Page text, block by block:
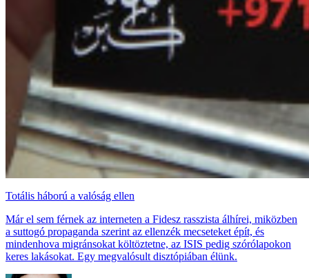
Totális háború a valóság ellen
Már el sem férnek az interneten a Fidesz rasszista álhírei, miközben
a suttogó propaganda szerint az ellenzék mecseteket épít, és
mindenhova migránsokat költöztetne, az ISIS pedig szórólapokon
keres lakásokat. Egy megvalósult disztópiában élünk.